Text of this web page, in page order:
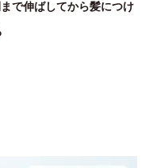
で伸ばしてから髪につけ